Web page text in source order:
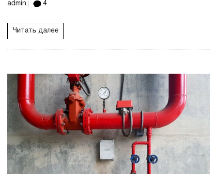
admin 4
Читать далее